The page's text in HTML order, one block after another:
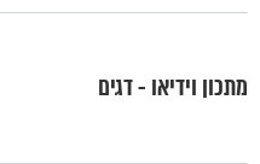
מתכון וידיאו - דגים